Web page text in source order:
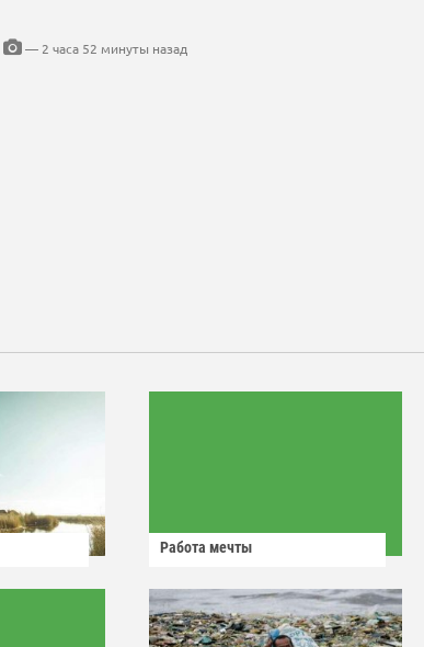
— 2 часа 52 минуты назад
Работа мечты